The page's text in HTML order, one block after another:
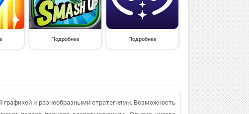
Подробнее Подробнее
графикой и разнообразными стратегиями. Возможность